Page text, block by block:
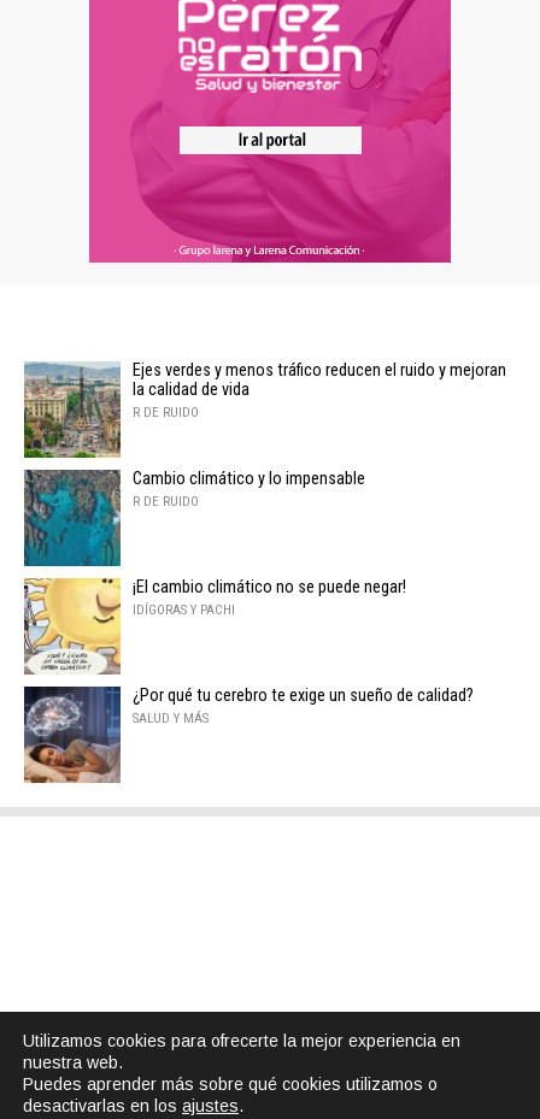
Ejes verdes y menos tráfico reducen el ruido y mejoran
la calidad de vida
R DE RUIDO
Cambio climático y lo impensable
R DE RUIDO
¡El cambio climático no se puede negar!
IDÍGORAS Y PACHI
¿Por qué tu cerebro te exige un sueño de calidad?
SALUD Y MÁS
Utilizamos cookies para ofrecerte la mejor experiencia en
nuestra web.
Puedes aprender más sobre qué cookies utilizamos o
desactivarlas en los ajustes.